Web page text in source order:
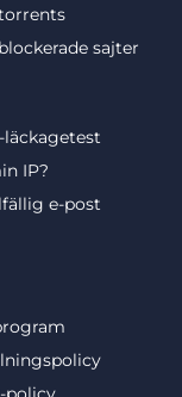
sajter
läckagetest
IP?
e-post